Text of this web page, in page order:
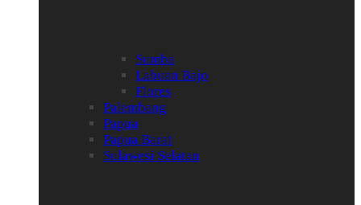
Sumba
Labuan Bajo
Flores
Palembang
Papua
Papua Barat
Sulawesi Selatan